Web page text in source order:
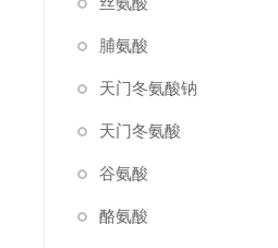
脯氨酸
天门冬氨酸钠
天门冬氨酸
谷氨酸
酪氨酸